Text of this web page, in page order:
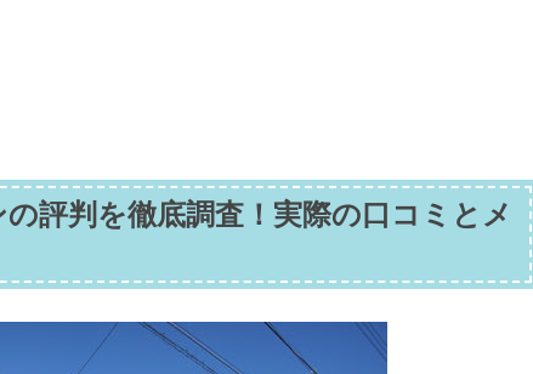
評判を徹底調査！実際の口コミとメ